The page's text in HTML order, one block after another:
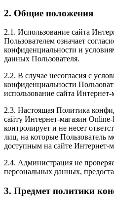
2. Общие положения
2.1. Использование сайта
Пользователем означает
конфиденциальности и
данных Пользователя.
2.2. В случае несогласия с
конфиденциальности
использование сайта
2.3. Настоящая Политика
сайту Интернет-магазин
контролирует и не несет
лиц, на которые Пользователь
доступным на сайте Интернет-
2.4. Администрация не
персональных данных,
3. Предмет политики